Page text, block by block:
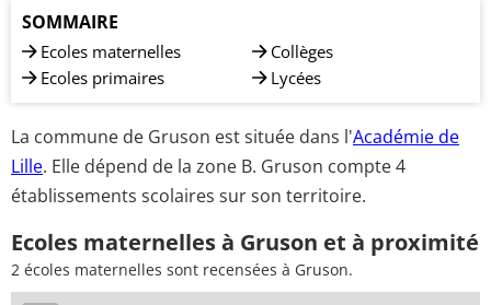
SOMMAIRE
Ecoles maternelles
Ecoles primaires
Collèges
Lycées
La commune de Gruson est située dans l'Académie de
Lille. Elle dépend de la zone B. Gruson compte 4
établissements scolaires sur son territoire.
Ecoles maternelles à Gruson et à proximité
2 écoles maternelles sont recensées à Gruson.